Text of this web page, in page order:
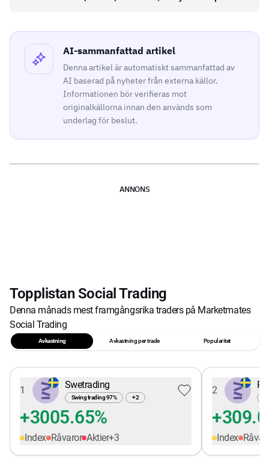
AI-sammanfattad artikel
Denna artikel är automatiskt sammanfattad av
AI baserad på nyheter från externa källor.
Informationen bör verifieras mot
originalkällorna innan den används som
underlag för beslut.
ANNONS
Topplistan Social Trading
Denna månads mest framgångsrika traders på Marketmates
Social Trading
Avkastning Avkastning per trade Popularitet
1 Swetrading
Swing trading97% +2
+3005.65%
Index Råvaror Aktier+3
2
Index